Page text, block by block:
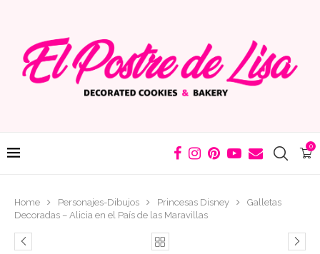
0
Home Personajes-Dibujos Princesas Disney
Galletas
Decoradas – Alicia en el País de las Maravillas